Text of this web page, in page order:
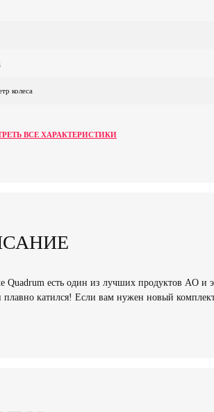
колеса
ВСЕ ХАРАКТЕРИСТИКИ
Quadrum есть один из лучших продуктов AO и
катился! Если вам нужен новый